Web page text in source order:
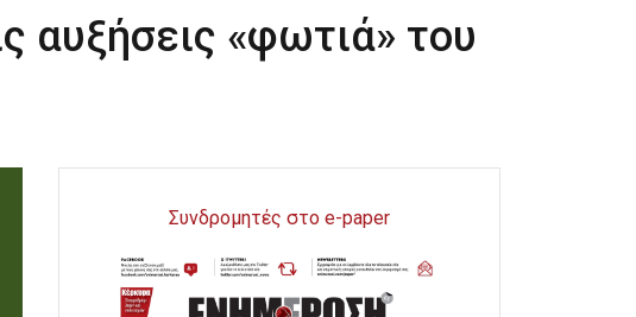
αυξήσεις «φωτιά» του
Συνδρομητές στο e-paper